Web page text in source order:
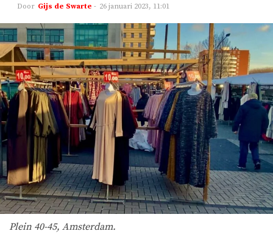
Gijs de Swarte - 26 januari 2023, 11:01
Plein 40-45, Amsterdam.